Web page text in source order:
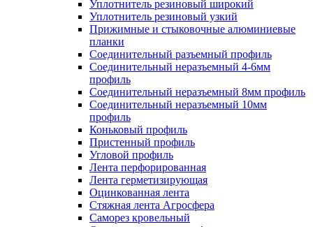
Уплотнитель резиновый широкий
Уплотнитель резиновый узкий
Прижимные и стыковочные алюминиевые
планки
Соединительный разъемный профиль
Соединительный неразъемный 4-6мм
профиль
Соединительный неразъемный 8мм профиль
Соединительный неразъемный 10мм
профиль
Коньковый профиль
Пристенный профиль
Угловой профиль
Лента перфорированная
Лента герметизирующая
Оцинкованная лента
Стяжная лента Агросфера
Саморез кровельный